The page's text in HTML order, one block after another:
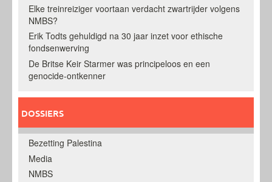
Elke treinreiziger voortaan verdacht zwartrijder volgens
NMBS?
Erik Todts gehuldigd na 30 jaar inzet voor ethische
fondsenwerving
De Britse Keir Starmer was principeloos en een
genocide-ontkenner
DOSSIERS
Bezetting Palestina
Media
NMBS